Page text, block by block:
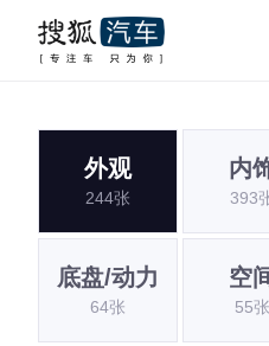
外观
244张
内
393
底盘/动力
64张
空
55张